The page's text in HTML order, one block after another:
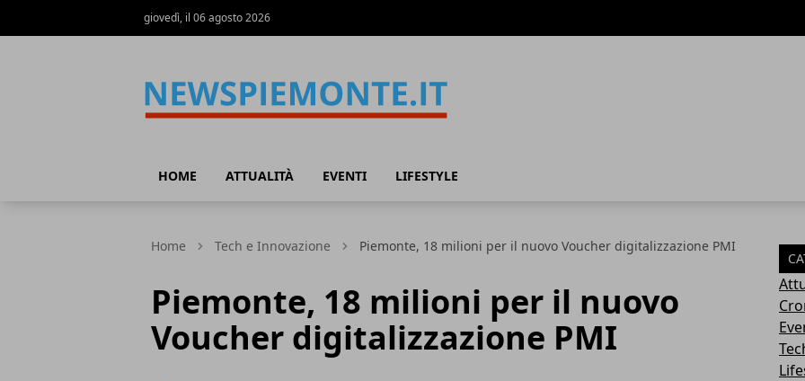
giovedì, il 06 agosto 2026
HOME ATTUALITÀ EVENTI LIFESTYLE
Home Tech e Innovazione Piemonte, 18 milioni per il nuovo Voucher digitalizzazione PMI
Piemonte, 18 milioni per il nuovo
Voucher digitalizzazione PMI